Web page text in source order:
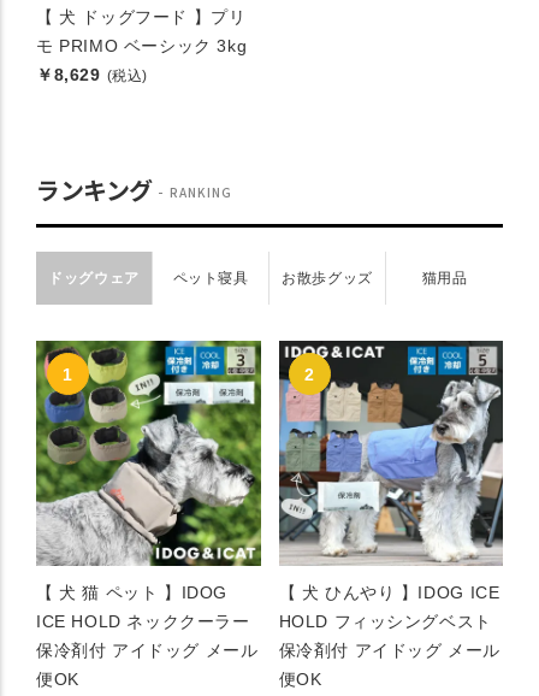
【 犬 ドッグフード 】プリ
モ PRIMO ベーシック 3kg
￥8,629 (税込)
ランキング RANKING
ドッグウェア ペット寝具 お散歩グッズ 猫用品
【 犬 猫 ペット 】IDOG
ICE HOLD ネッククーラー
保冷剤付 アイドッグ メール
便OK
【 犬 ひんやり 】IDOG ICE
HOLD フィッシングベスト
保冷剤付 アイドッグ メール
便OK